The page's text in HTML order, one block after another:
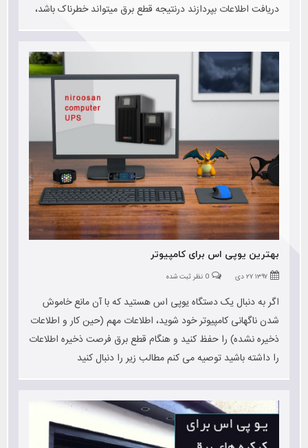
دریافت اطلاعات بپردازند درنتیجه قطع برق میتواند خطرناک باشد،
در اینجا یو پی اس برای دوربین مداربسته میتواند بسیار مفید واقع
بهترین یوپی اس برای کامپیوتر
۱۳۹۷ ۲۷ دی 0 نظر ثبت شده
اگر به دنبال یک دستگاه یوپی اس هستید که با آن مانع خاموش
شدن ناگهانی کامپیوتر خود شوید، اطلاعات مهم (حین کار و اطلاعات
ذخیره نشده) را حفظ کنید و هنگام قطع برق فرصت ذخیره اطلاعات
را داشته باشید توصیه می کنم مطالب زیر را دنبال کنید